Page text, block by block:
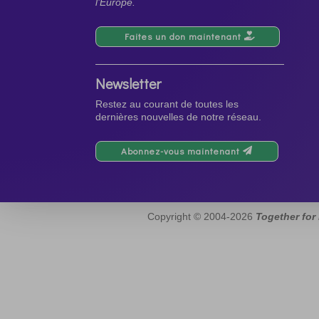
l’Europe.
Faites un don maintenant
Newsletter
Restez au courant de toutes les
dernières nouvelles de notre réseau.
Abonnez-vous maintenant
Copyright © 2004-2026 Together for